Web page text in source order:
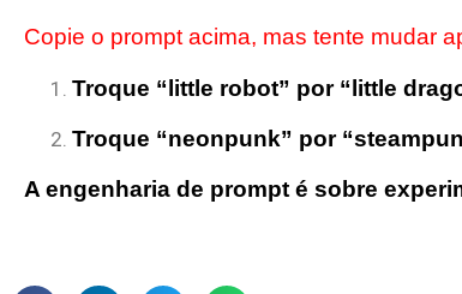
Copie o prompt acima, mas tente mudar
Troque “little robot” por “little
Troque “neonpunk” por
A engenharia de prompt é sobre